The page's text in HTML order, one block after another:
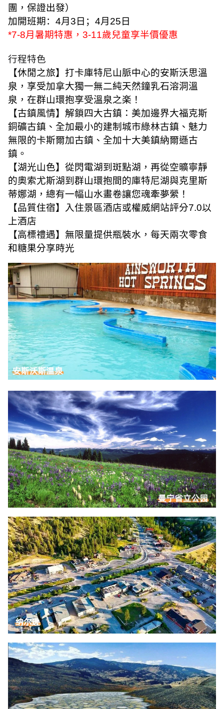
團，保證出發）
加開班期： 4月 3 日； 4月 25 日
*7-8月暑期特惠， 3-11歲兒童享半價優惠
行程特色
【休閒之旅】打卡庫特尼山脈中心的安斯沃思溫
泉，享受加拿大獨一無二純天然鐘乳石溶洞溫
泉，在群山環抱享受溫泉之楽！
【古鎮風情】解鎖四大古鎮：美加邊界大福克斯
銅礦古鎮、全加最小的建制城市綠林古鎮、魅力
無限的卡斯爾加古鎮、全加十大美鎮納爾遜古
鎮。
【湖光山色】從閃電湖到斑點湖，再從空曠寧靜
的奧索尤斯湖到群山環抱間的庫特尼湖與克里斯
蒂娜湖，總有一幅山水畫卷讓您魂牽夢縈！
【品質住宿】入住景區酒店或權威網站評分7.0以
上酒店
【高標禮遇】無限量提供瓶裝水，每天兩次零食
和糖果分享時光